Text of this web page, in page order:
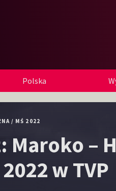
Polska
/ MŚ 2022
Maroko –
w TVP